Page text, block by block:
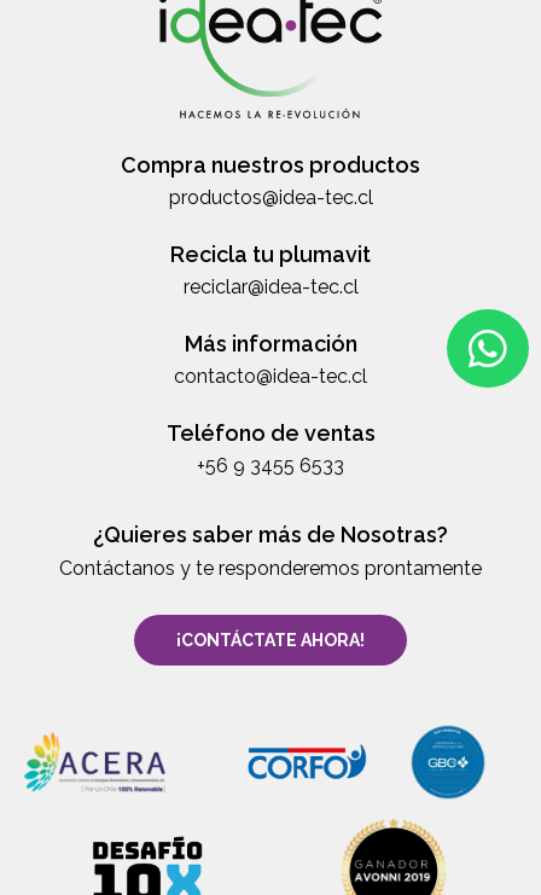
Compra nuestros productos
productos@idea-tec.cl
Recicla tu plumavit
reciclar@idea-tec.cl
Más información
contacto@idea-tec.cl
Teléfono de ventas
+56 9 3455 6533
¿Quieres saber más de Nosotras?
Contáctanos y te responderemos prontamente
¡CONTÁCTATE AHORA!